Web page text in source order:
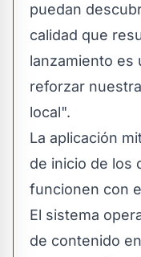
puedan
calidad que
lanzamiento es
reforzar
local".
La aplicación
de inicio de los
funcionen con
El sistema
de contenido